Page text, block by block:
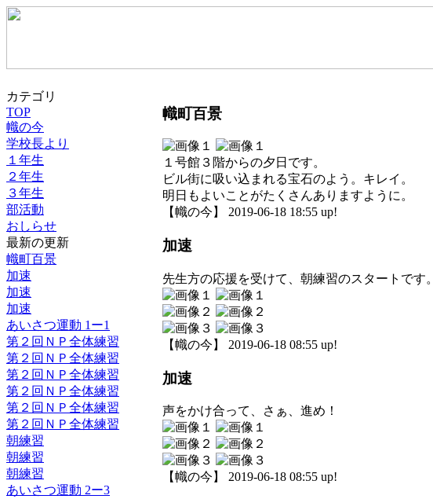
カテゴリ
TOP
幟の今
学校長より
１年生
２年生
３年生
部活動
おしらせ
最新の更新
幟町百景
加速
加速
加速
あいさつ運動 1ー1
第２回ＮＰ全体練習
第２回ＮＰ全体練習
第２回ＮＰ全体練習
第２回ＮＰ全体練習
第２回ＮＰ全体練習
第２回ＮＰ全体練習
朝練習
朝練習
朝練習
あいさつ運動 2ー3
幟町百景
１号館３階からの夕日です。
ビル街に吸い込まれる宝石のよう。キレイ。
明日もよいことがたくさんありますように。
【幟の今】 2019-06-18 18:55 up!
加速
先生方の応援を受けて、朝練習のスタートです。
【幟の今】 2019-06-18 08:55 up!
加速
声をかけ合って、さぁ、進め！
【幟の今】 2019-06-18 08:55 up!